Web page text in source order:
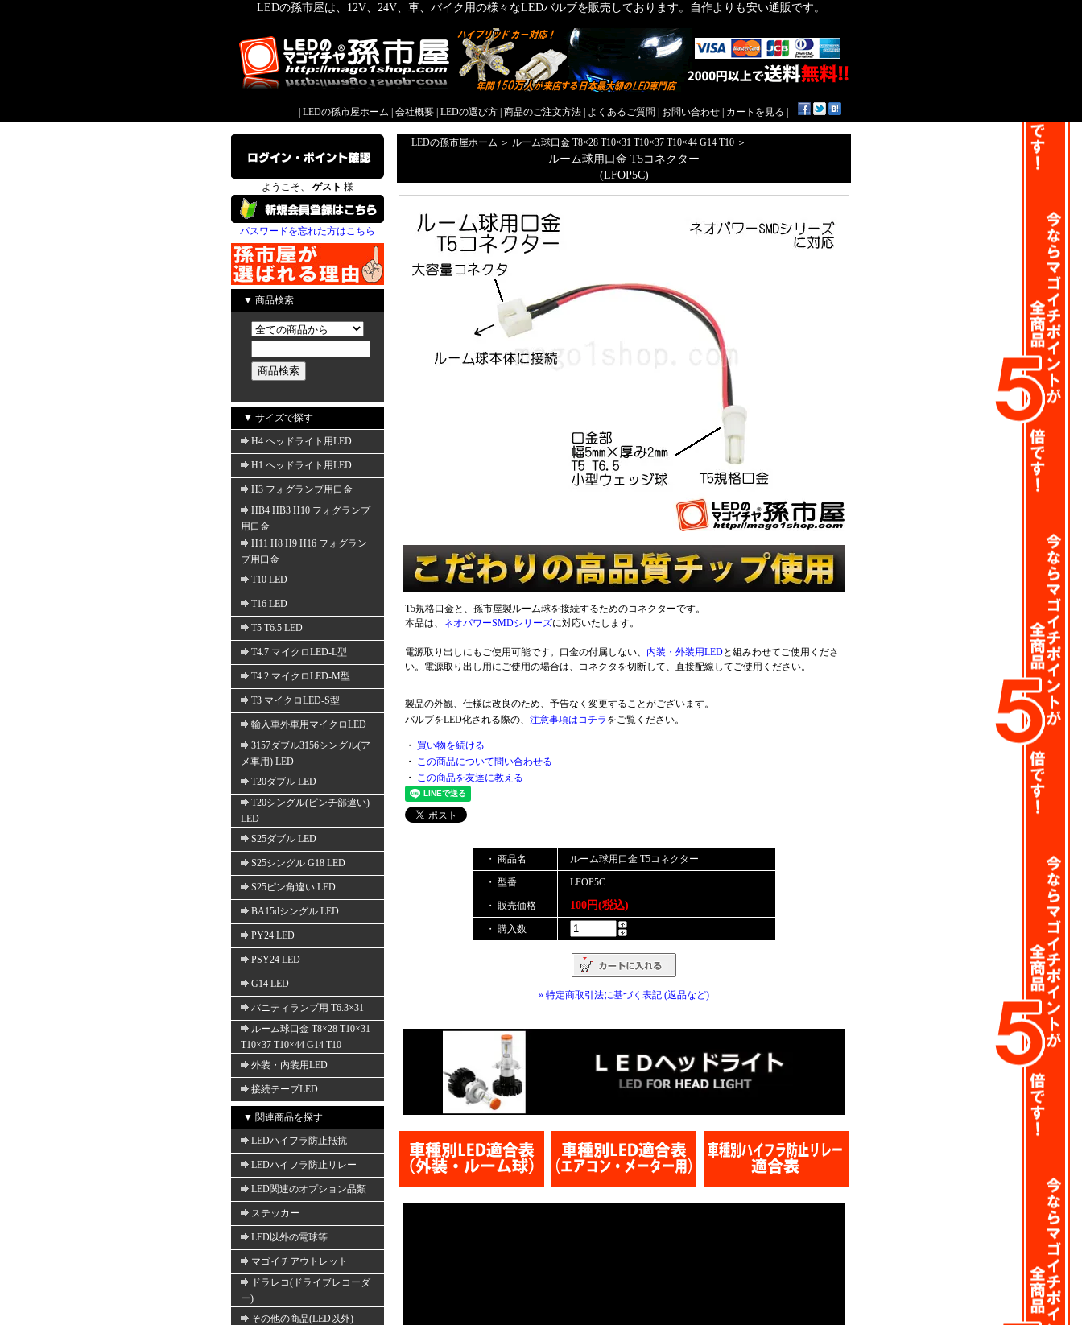
LEDの孫市屋は、12V、24V、車、バイク用の様々なLEDバルブを販売しております。自作よりも安い通販です。
LEDの孫市屋ホーム 会社概要 LEDの選び方 商品のご注文方法 よくあるご質問 お問い合わせ カートを見る
ようこそ、 ゲスト 様
パスワードを忘れた方はこちら
▼ 商品検索
▼ サイズで探す
H4 ヘッドライト用LED
H1 ヘッドライト用LED
H3 フォグランプ用口金
HB4 HB3 H10 フォグランプ
用口金
H11 H8 H9 H16 フォグラン
プ用口金
T10 LED
T16 LED
T5 T6.5 LED
T4.7 マイクロLED-L型
T4.2 マイクロLED-M型
T3 マイクロLED-S型
輸入車外車用マイクロLED
3157ダブル3156シングル(ア
メ車用) LED
T20ダブル LED
T20シングル(ピンチ部違い)
LED
S25ダブル LED
S25シングル G18 LED
S25ピン角違い LED
BA15dシングル LED
PY24 LED
PSY24 LED
G14 LED
バニティランプ用 T6.3×31
ルーム球口金 T8×28 T10×31
T10×37 T10×44 G14 T10
外装・内装用LED
接続テープLED
▼ 関連商品を探す
LEDハイフラ防止抵抗
LEDハイフラ防止リレー
LED関連のオプション品類
ステッカー
LED以外の電球等
マゴイチアウトレット
ドラレコ(ドライブレコーダ
ー)
その他の商品(LED以外)
LEDの孫市屋ホーム ＞ ルーム球口金 T8×28 T10×31 T10×37 T10×44 G14 T10 ＞
ルーム球用口金 T5コネクター
(LFOP5C)
T5規格口金と、孫市屋製ルーム球を接続するためのコネクターです。
本品は、 ネオパワーSMDシリーズに対応いたします。
電源取り出しにもご使用可能です。口金の付属しない、 内装・外装用LEDと組みわせてご使用くださ
い。電源取り出し用にご使用の場合は、コネクタを切断して、直接配線してご使用ください。
製品の外観、仕様は改良のため、予告なく変更することがございます。
バルブをLED化される際の、 注意事項はコチラ をご覧ください。
・ 買い物を続ける
・ この商品について問い合わせる
・ この商品を友達に教える
・ 商品名 ルーム球用口金 T5コネクター
・ 型番 LFOP5C
・ 販売価格 100円(税込)
・ 購入数
» 特定商取引法に基づく表記 (返品など)